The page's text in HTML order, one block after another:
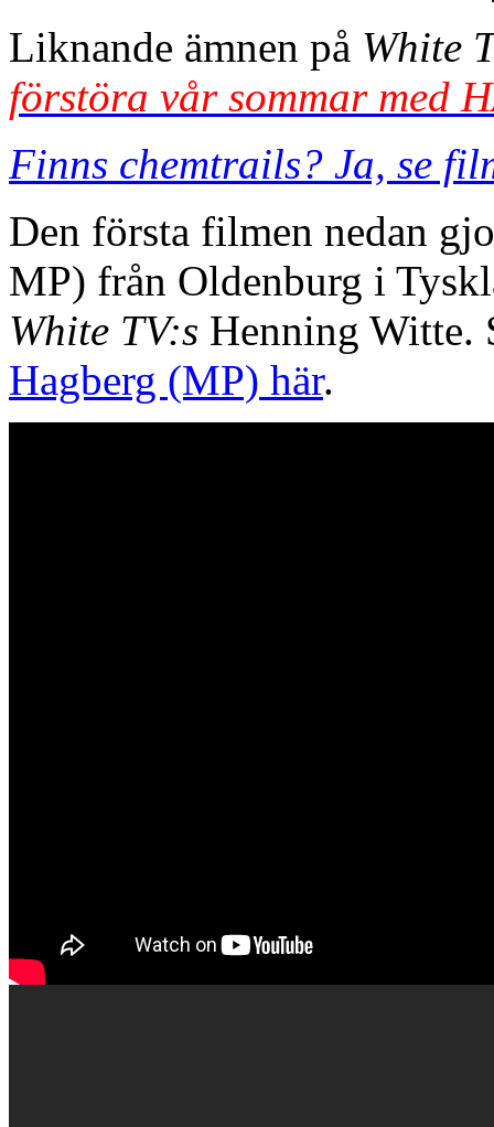
Liknande ämnen på White
förstöra vår sommar med
Finns chemtrails? Ja, se
Den första filmen nedan
MP) från Oldenburg i
White TV:s Henning Witte.
Hagberg (MP) här.